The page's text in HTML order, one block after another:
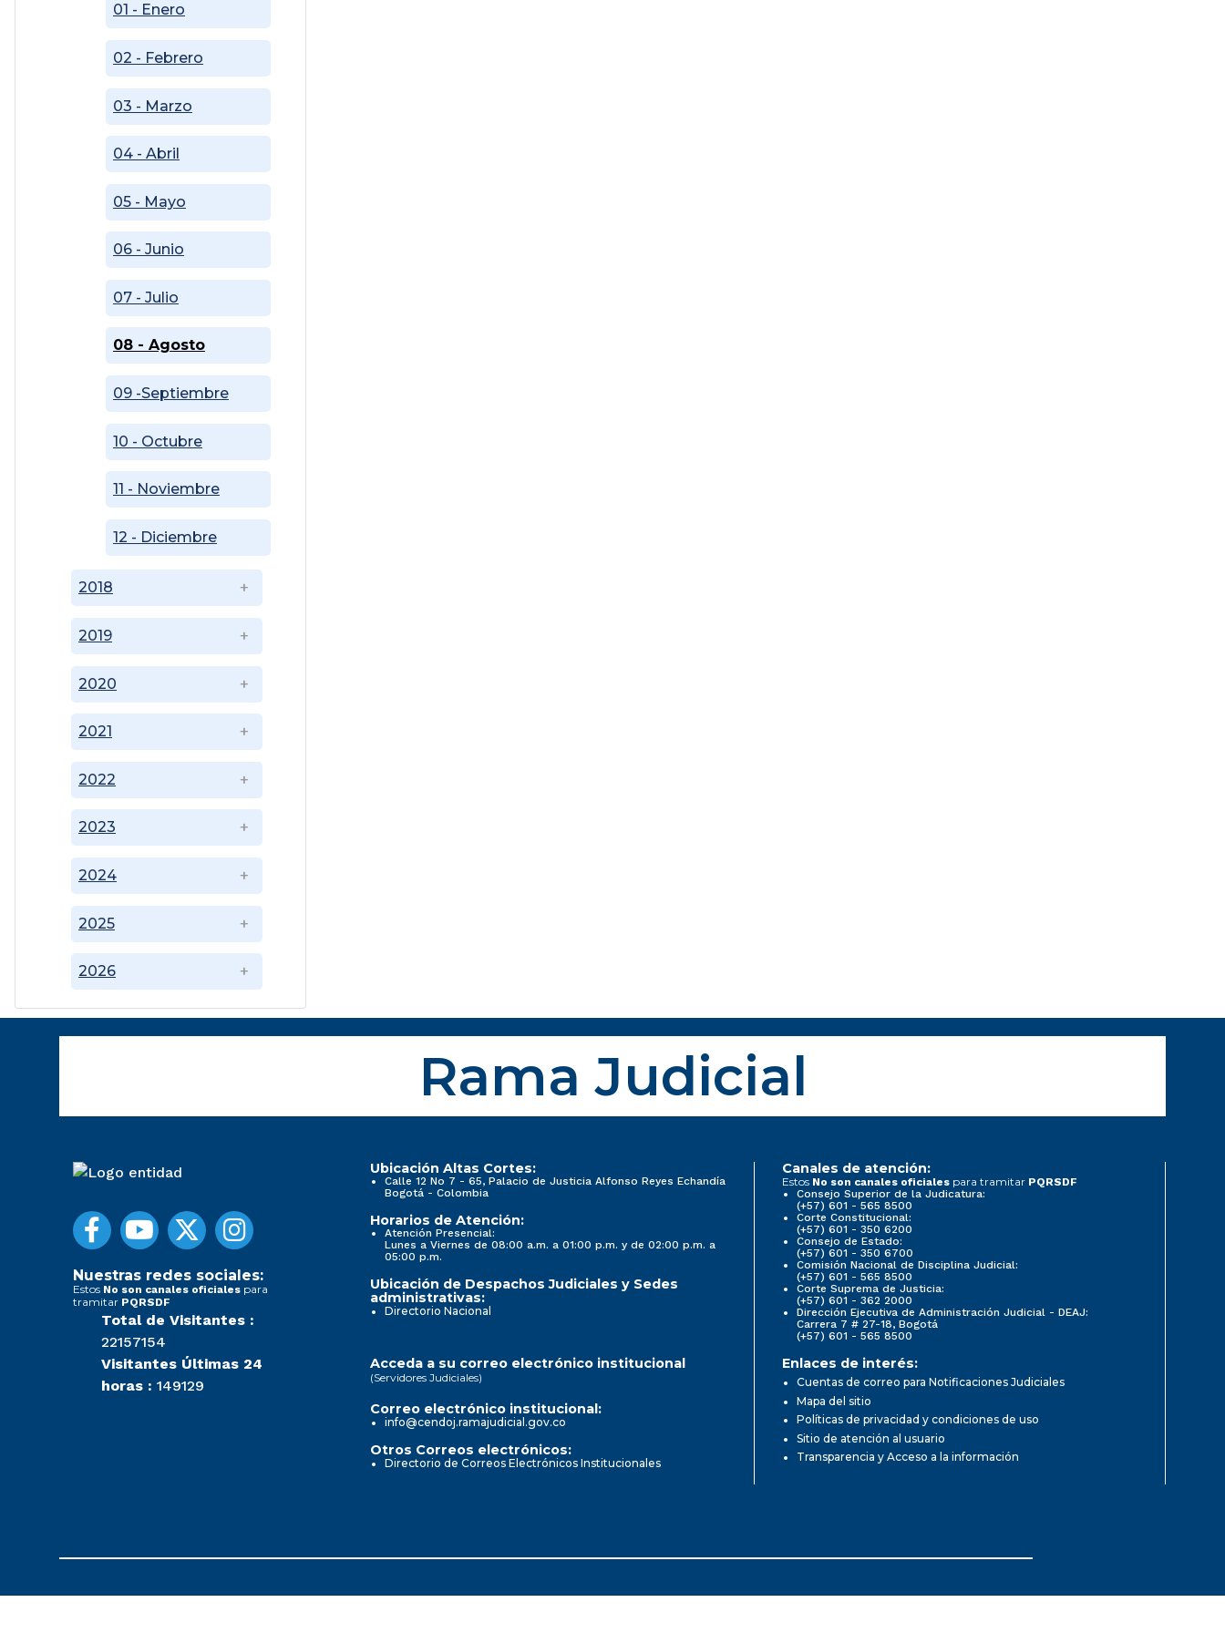
01 - Enero
02 - Febrero
03 - Marzo
04 - Abril
05 - Mayo
06 - Junio
07 - Julio
08 - Agosto
09 -Septiembre
10 - Octubre
11 - Noviembre
12 - Diciembre
2018
2019
2020
2021
2022
2023
2024
2025
2026
Rama Judicial
Nuestras redes sociales:
Estos No son canales oficiales para
tramitar PQRSDF
Total de Visitantes :
22157154
Visitantes Últimas 24
horas : 149129
Ubicación Altas Cortes:
Calle 12 No 7 - 65, Palacio de Justicia Alfonso Reyes Echandía
Bogotá - Colombia
Horarios de Atención:
Atención Presencial:
Lunes a Viernes de 08:00 a.m. a 01:00 p.m. y de 02:00 p.m. a
05:00 p.m.
Ubicación de Despachos Judiciales y Sedes
administrativas:
Directorio Nacional
Canales de atención:
Estos No son canales oficiales para tramitar PQRSDF
Consejo Superior de la Judicatura:
(+57) 601 - 565 8500
Corte Constitucional:
(+57) 601 - 350 6200
Consejo de Estado:
(+57) 601 - 350 6700
Comisión Nacional de Disciplina Judicial:
(+57) 601 - 565 8500
Corte Suprema de Justicia:
(+57) 601 - 362 2000
Dirección Ejecutiva de Administración Judicial - DEAJ:
Carrera 7 # 27-18, Bogotá
(+57) 601 - 565 8500
Acceda a su correo electrónico institucional
(Servidores Judiciales)
Correo electrónico institucional:
info@cendoj.ramajudicial.gov.co
Otros Correos electrónicos:
Directorio de Correos Electrónicos Institucionales
Enlaces de interés:
Cuentas de correo para Notificaciones Judiciales
Mapa del sitio
Políticas de privacidad y condiciones de uso
Sitio de atención al usuario
Transparencia y Acceso a la información